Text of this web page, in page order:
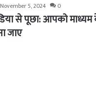
November 5, 2024 0
से पूछा: आपको
जाए